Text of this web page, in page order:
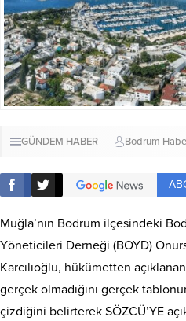
GÜNDEM HABER Bodrum
Muğla’nın Bodrum ilçesindeki
Yöneticileri Derneği (BOYD)
Karcılıoğlu, hükümetten
gerçek olmadığını gerçek
çizdiğini belirterek SÖZCÜ’YE